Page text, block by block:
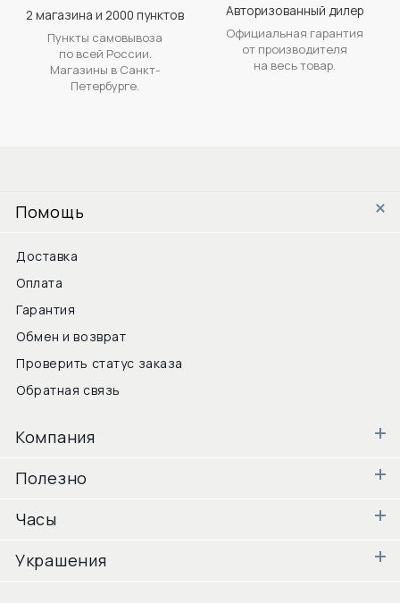
2 магазина и 2000 пунктов
Пункты самовывоза
по всей России.
Магазины в Санкт-
Петербурге.
Авторизованный дилер
Официальная гарантия
от производителя
на весь товар.
Помощь
Доставка
Оплата
Гарантия
Обмен и возврат
Проверить статус заказа
Обратная связь
Компания
Полезно
Часы
Украшения